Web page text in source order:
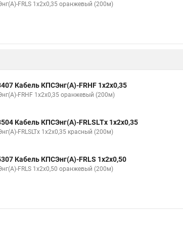
FRLS 1х2х0,35 оранжевый (200м)
Кабель КПСЭнг(А)-FRHF 1х2х0,35
FRHF 1х2х0,35 оранжевый (200м)
Кабель КПСЭнг(А)-FRLSLTх 1х2х0,35
FRLSLTх 1х2х0,35 красный (200м)
Кабель КПСЭнг(А)-FRLS 1х2х0,50
FRLS 1х2х0,50 оранжевый (200м)